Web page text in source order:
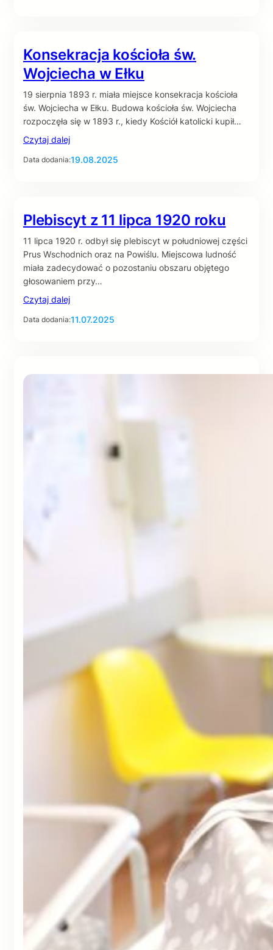
Konsekracja kościoła św.
Wojciecha w Ełku
19 sierpnia 1893 r. miała miejsce konsekracja kościoła
św. Wojciecha w Ełku. Budowa kościoła św. Wojciecha
rozpoczęła się w 1893 r., kiedy Kościół katolicki kupił…
Czytaj dalej
Data dodania:19.08.2025
Plebiscyt z 11 lipca 1920 roku
11 lipca 1920 r. odbył się plebiscyt w południowej części
Prus Wschodnich oraz na Powiślu. Miejscowa ludność
miała zadecydować o pozostaniu obszaru objętego
głosowaniem przy…
Czytaj dalej
Data dodania:11.07.2025